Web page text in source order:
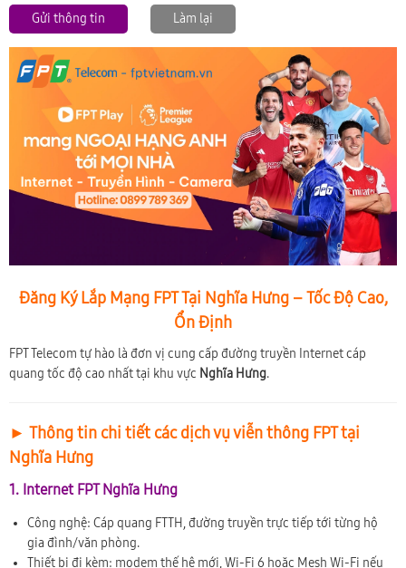
Gửi thông tin Làm lại
Đăng Ký Lắp Mạng FPT Tại Nghĩa Hưng – Tốc Độ Cao,
Ổn Định
FPT Telecom tự hào là đơn vị cung cấp đường truyền Internet cáp
quang tốc độ cao nhất tại khu vực Nghĩa Hưng.
► Thông tin chi tiết các dịch vụ viễn thông FPT tại
Nghĩa Hưng
1. Internet FPT Nghĩa Hưng
Công nghệ: Cáp quang FTTH, đường truyền trực tiếp tới từng hộ
gia đình/văn phòng.
Thiết bị đi kèm: modem thế hệ mới, Wi-Fi 6 hoặc Mesh Wi-Fi nếu